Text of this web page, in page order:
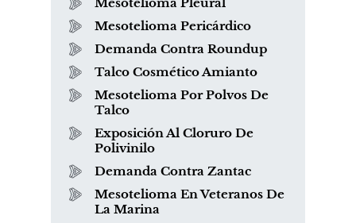
Mesotelioma Pericárdico
Demanda Contra Roundup
Talco Cosmético Amianto
Mesotelioma Por Polvos De
Talco
Exposición Al Cloruro De
Polivinilo
Demanda Contra Zantac
Mesotelioma En Veteranos De
La Marina